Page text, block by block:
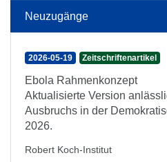
Neuzugänge
2026-05-19 Zeitschriftenartikel
Ebola Rahmenkonzept
Aktualisierte Version
Ausbruchs in der
2026.
Robert Koch-Institut